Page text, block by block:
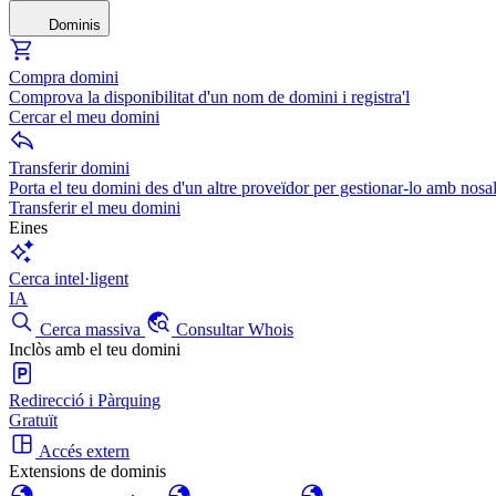
Dominis
Compra domini
Comprova la disponibilitat d'un nom de domini i registra'l
Cercar el meu domini
Transferir domini
Porta el teu domini des d'un altre proveïdor per gestionar-lo amb
Transferir el meu domini
Eines
Cerca intel·ligent
IA
Cerca massiva
Consultar Whois
Inclòs amb el teu domini
Redirecció i Pàrquing
Gratuït
Accés extern
Extensions de dominis